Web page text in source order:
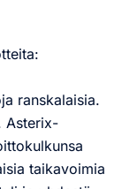
ranskalaisia.
Asterix-
taikavoimia